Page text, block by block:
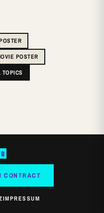
POSTER
TOPICS
CONTRACT
IMPRESSUM